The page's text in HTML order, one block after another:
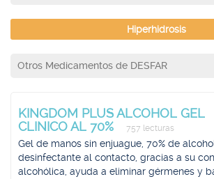
Hiperhidrosis
Otros Medicamentos de DESFAR
KINGDOM PLUS ALCOHOL GEL
CLINICO AL 70%
757 lecturas
Gel de manos sin enjuague, 70% de
desinfectante al contacto, gracias a su
alcohólica, ayuda a eliminar gérmenes y